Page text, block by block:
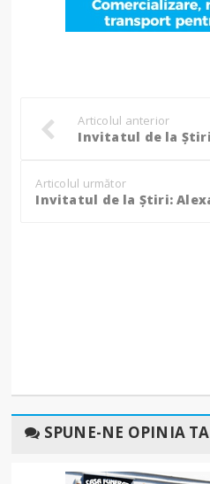
Articolul anterior
Articolul următor
SPUNE-NE OPINIA TA